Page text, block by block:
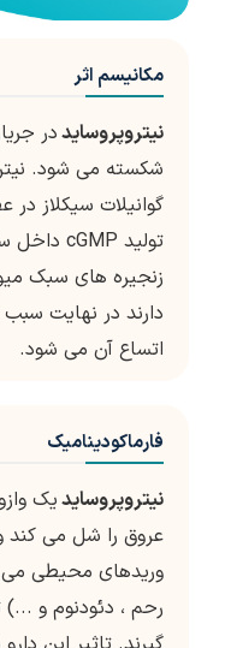
مکانیسم اثر
نیتروپروسایددر
شکسته می شود.
گوانیلات سیکلاز
زنجیره های سبک
دارند در نهایت
اتساع آن می شود.
فارماکودینامیک
نیتروپروسایدیک
عروق را شل می کند
وریدهای محیطی
رحم ، دئودنوم و ...)